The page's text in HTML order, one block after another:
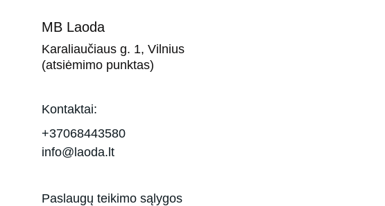
MB Laoda
Karaliaučiaus g. 1, Vilnius
(atsiėmimo punktas)
Kontaktai:
+37068443580
info@laoda.lt
Paslaugų teikimo sąlygos